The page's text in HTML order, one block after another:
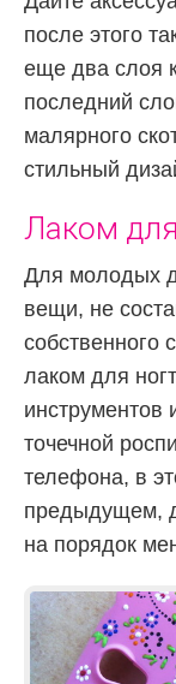
после этого
еще два слоя
последний
малярного
стильный
Лаком
Для молодых
вещи, не
собственного
лаком для
инструментов
точечной
телефона, в
предыдущем,
на порядок